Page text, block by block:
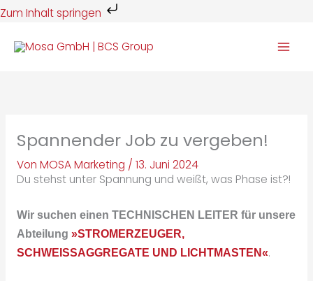
Zum Inhalt springen
Zum
springen
Spannender Job zu vergeben!
Von MOSA Marketing / 13. Juni 2024
Du stehst unter Spannung und weißt, was Phase ist?!
Wir suchen einen TECHNISCHEN LEITER für unsere
Abteilung »STROMERZEUGER,
SCHWEISSAGGREGATE UND LICHTMASTEN«
.